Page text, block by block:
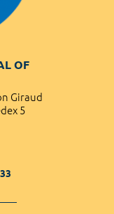
OF
Giraud
5